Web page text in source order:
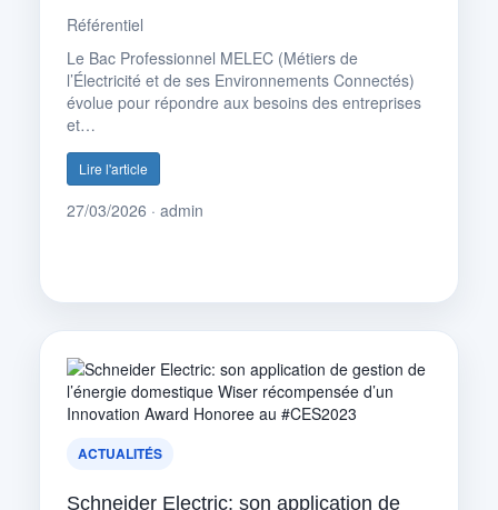
Référentiel
Le Bac Professionnel MELEC (Métiers de
l’Électricité et de ses Environnements Connectés)
évolue pour répondre aux besoins des entreprises
et…
Lire l'article
27/03/2026 · admin
ACTUALITÉS
Schneider Electric: son application de